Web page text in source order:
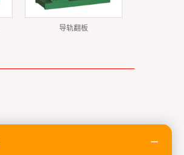
导轨翻板